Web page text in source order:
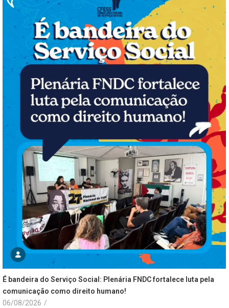
É bandeira do Serviço Social: Plenária FNDC fortalece luta pela
comunicação como direito humano!
06/08/2026 /